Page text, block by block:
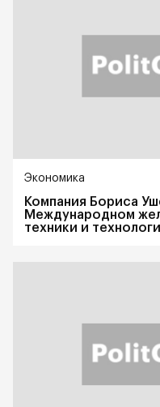
Экономика
Компания Бориса
Международном
техники и